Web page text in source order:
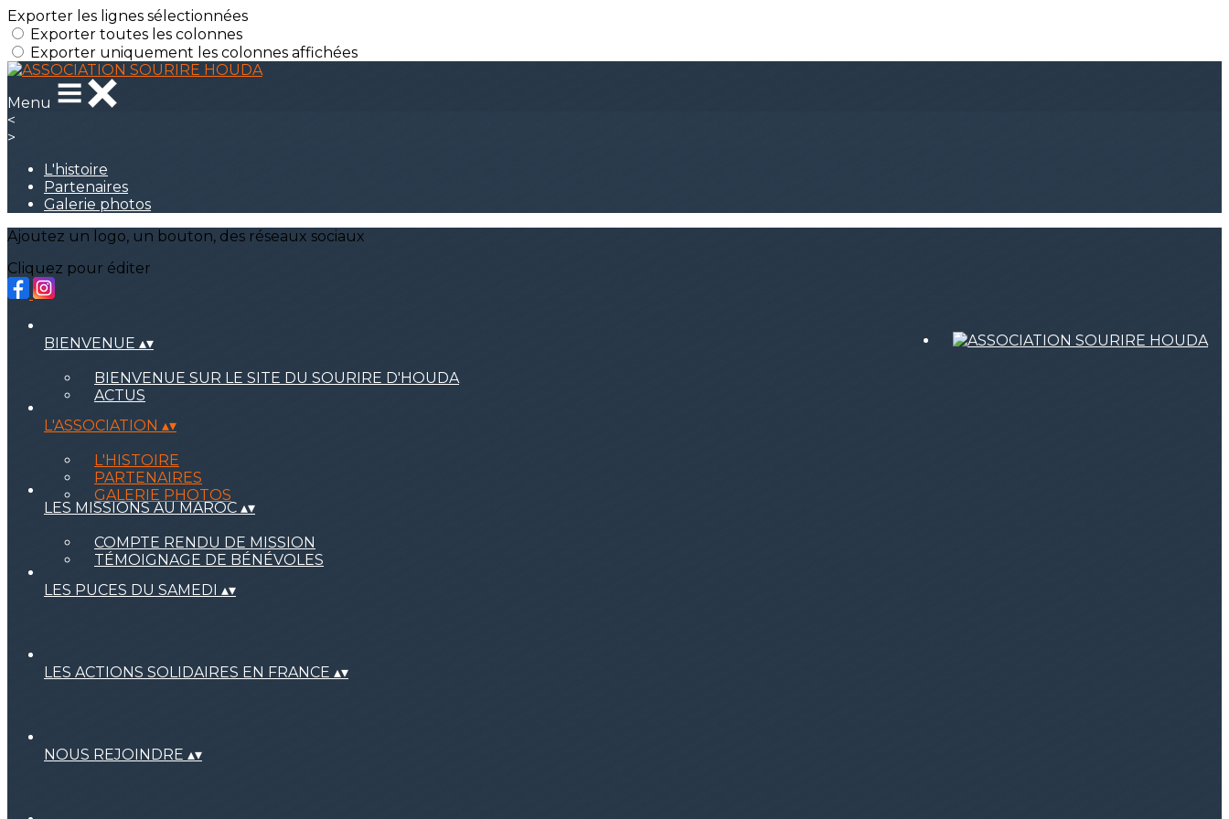
Exporter les lignes sélectionnées
Exporter toutes les colonnes
Exporter uniquement les colonnes affichées
Menu
<
>
L'histoire
Partenaires
Galerie photos
Ajoutez un logo, un bouton, des réseaux sociaux
Cliquez pour éditer
BIENVENUE ▴▾
BIENVENUE SUR LE SITE DU SOURIRE D'HOUDA
ACTUS
L'ASSOCIATION ▴▾
L'HISTOIRE
PARTENAIRES
GALERIE PHOTOS
LES MISSIONS AU MAROC ▴▾
COMPTE RENDU DE MISSION
TÉMOIGNAGE DE BÉNÉVOLES
LES PUCES DU SAMEDI ▴▾
LES ACTIONS SOLIDAIRES EN FRANCE ▴▾
NOUS REJOINDRE ▴▾